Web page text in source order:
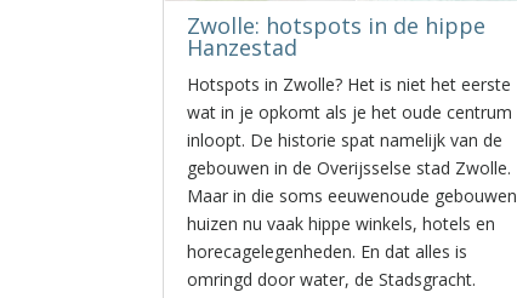
Zwolle: hotspots in de hippe
Hanzestad
Hotspots in Zwolle? Het is niet het eerste
wat in je opkomt als je het oude centrum
inloopt. De historie spat namelijk van de
gebouwen in de Overijsselse stad Zwolle.
Maar in die soms eeuwenoude gebouwen
huizen nu vaak hippe winkels, hotels en
horecagelegenheden. En dat alles is
omringd door water, de Stadsgracht.